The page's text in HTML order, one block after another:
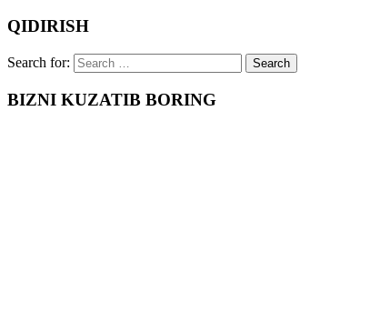
QIDIRISH
Search for:
BIZNI KUZATIB BORING